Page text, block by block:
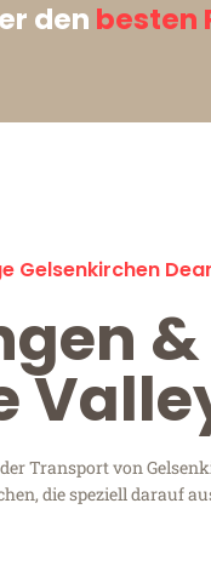
den besten
Gelsenkirchen
Transport von
die speziell darauf